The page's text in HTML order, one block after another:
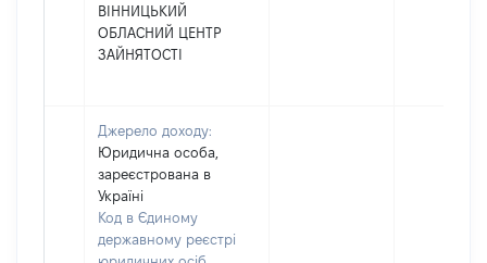
ВІННИЦЬКИЙ
ОБЛАСНИЙ ЦЕНТР
ЗАЙНЯТОСТІ
Джерело доходу:
Юридична особа,
зареєстрована в
Україні
Код в Єдиному
державному реєстрі